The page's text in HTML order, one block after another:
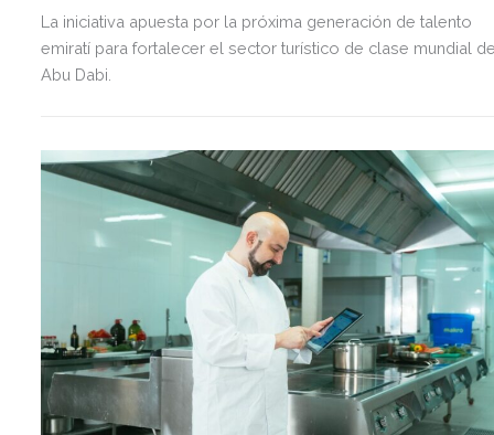
La iniciativa apuesta por la próxima generación de talento
emiratí para fortalecer el sector turístico de clase mundial
Abu Dabi.